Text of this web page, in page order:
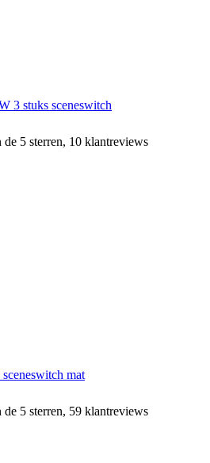
3 stuks sceneswitch
5 sterren, 10 klantreviews
mat
5 sterren, 59 klantreviews